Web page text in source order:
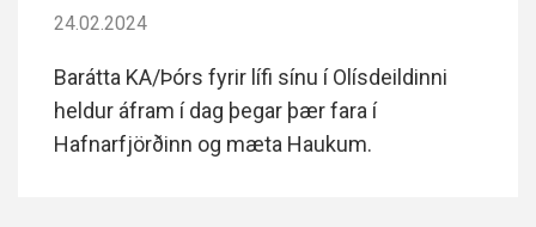
24.02.2024
Barátta KA/Þórs fyrir lífi sínu í Olísdeildinni
heldur áfram í dag þegar þær fara í
Hafnarfjörðinn og mæta Haukum.